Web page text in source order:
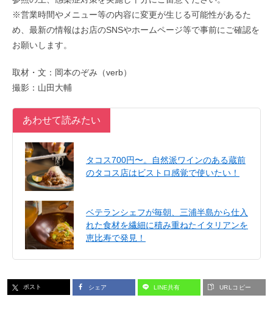
※営業時間やメニュー等の内容に変更が生じる可能性があるた
め、最新の情報はお店のSNSやホームページ等で事前にご確認を
お願いします。
取材・文：岡本のぞみ（verb）
撮影：山田大輔
あわせて読みたい
タコス700円〜。自然派ワインのある蔵前
のタコス店はビストロ感覚で使いたい！
ベテランシェフが毎朝、三浦半島から仕入
れた食材を繊細に積み重ねたイタリアンを
恵比寿で発見！
ポスト シェア LINE共有 URLコピー